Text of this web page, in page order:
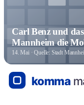
Carl Benz und
Mannheim die
14. Mai· Quelle: Stadt